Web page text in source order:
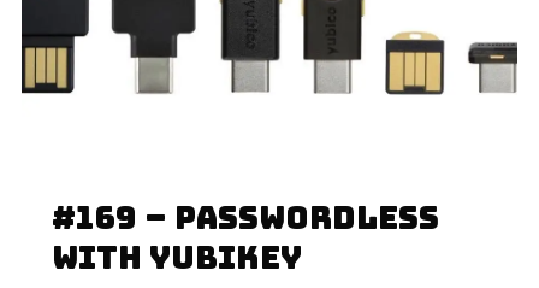
#169 – Passwordless
with Yubikey